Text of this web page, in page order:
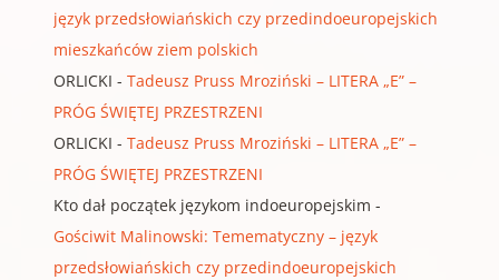
język przedsłowiańskich czy przedindoeuropejskich
mieszkańców ziem polskich
ORLICKI - Tadeusz Pruss Mroziński – LITERA „E” –
PRÓG ŚWIĘTEJ PRZESTRZENI
ORLICKI - Tadeusz Pruss Mroziński – LITERA „E” –
PRÓG ŚWIĘTEJ PRZESTRZENI
Kto dał początek językom indoeuropejskim -
Gościwit Malinowski: Temematyczny – język
przedsłowiańskich czy przedindoeuropejskich